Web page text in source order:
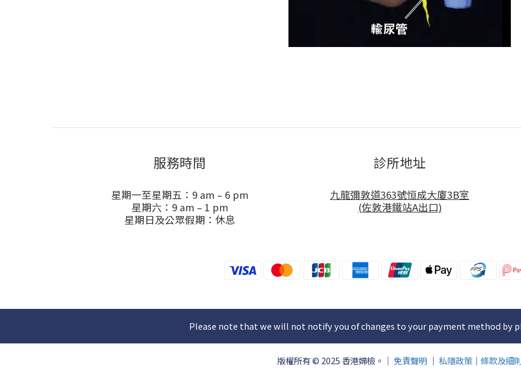
服務時間
星期一至星期五：9 am – 6 pm
星期六：9 am – 1 pm
星期日及公眾假期：休息
診所地址
九龍彌敦道363號恒成大廈3B室
(佐敦港鐵站A出口)
Please note that we will not notify you of changes to your payment method by
版權所有 © 2025 香港婦檢。｜ 免責聲明 ｜ 私隱政策 ｜ 條款及細則